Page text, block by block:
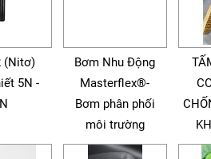
(Nitơ)
5N -
Bơm Nhu Động
Masterflex®-
Bơm phân phối
môi trường